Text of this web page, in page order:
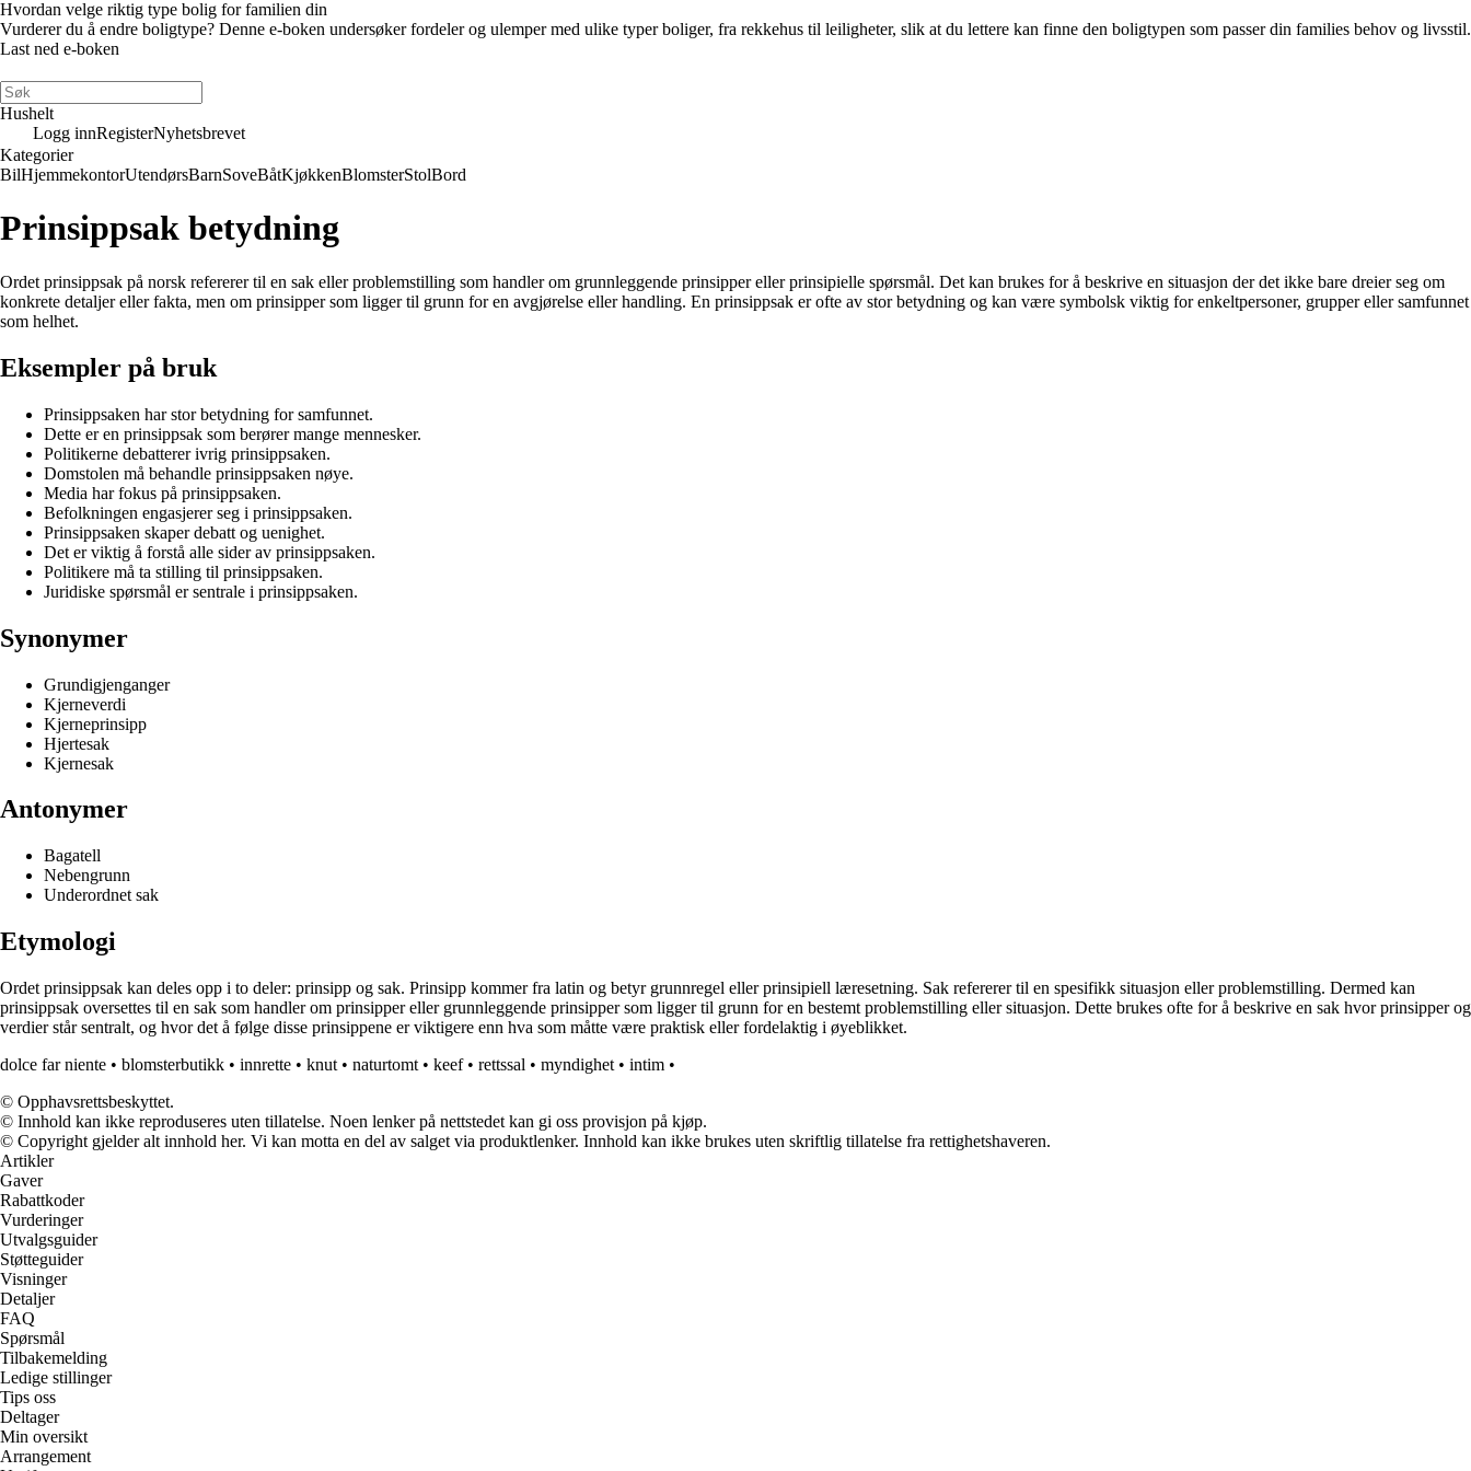
Hvordan velge riktig type bolig for familien din
Vurderer du å endre boligtype? Denne e-boken undersøker fordeler og ulemper med ulike typer boliger, fra rekkehus til leiligheter, slik at du lettere kan finne den boligtypen som passer din families behov og livsstil.
Last ned e-boken
Hushelt
Logg innRegisterNyhetsbrevet
Kategorier
BilHjemmekontorUtendørsBarnSoveBåtKjøkkenBlomsterStolBord
Prinsippsak betydning
Ordet prinsippsak på norsk refererer til en sak eller problemstilling som handler om grunnleggende prinsipper eller prinsipielle spørsmål. Det kan brukes for å beskrive en situasjon der det ikke bare dreier seg om
konkrete detaljer eller fakta, men om prinsipper som ligger til grunn for en avgjørelse eller handling. En prinsippsak er ofte av stor betydning og kan være symbolsk viktig for enkeltpersoner, grupper eller samfunnet
som helhet.
Eksempler på bruk
Prinsippsaken har stor betydning for samfunnet.
Dette er en prinsippsak som berører mange mennesker.
Politikerne debatterer ivrig prinsippsaken.
Domstolen må behandle prinsippsaken nøye.
Media har fokus på prinsippsaken.
Befolkningen engasjerer seg i prinsippsaken.
Prinsippsaken skaper debatt og uenighet.
Det er viktig å forstå alle sider av prinsippsaken.
Politikere må ta stilling til prinsippsaken.
Juridiske spørsmål er sentrale i prinsippsaken.
Synonymer
Grundigjenganger
Kjerneverdi
Kjerneprinsipp
Hjertesak
Kjernesak
Antonymer
Bagatell
Nebengrunn
Underordnet sak
Etymologi
Ordet prinsippsak kan deles opp i to deler: prinsipp og sak. Prinsipp kommer fra latin og betyr grunnregel eller prinsipiell læresetning. Sak refererer til en spesifikk situasjon eller problemstilling. Dermed kan
prinsippsak oversettes til en sak som handler om prinsipper eller grunnleggende prinsipper som ligger til grunn for en bestemt problemstilling eller situasjon. Dette brukes ofte for å beskrive en sak hvor prinsipper og
verdier står sentralt, og hvor det å følge disse prinsippene er viktigere enn hva som måtte være praktisk eller fordelaktig i øyeblikket.
dolce far niente • blomsterbutikk • innrette • knut • naturtomt • keef• rettssal • myndighet • intim •
© Opphavsrettsbeskyttet.
© Innhold kan ikke reproduseres uten tillatelse. Noen lenker på nettstedet kan gi oss provisjon på kjøp.
© Copyright gjelder alt innhold her. Vi kan motta en del av salget via produktlenker. Innhold kan ikke brukes uten skriftlig tillatelse fra rettighetshaveren.
Artikler
Gaver
Rabattkoder
Vurderinger
Utvalgsguider
Støtteguider
Visninger
Detaljer
FAQ
Spørsmål
Tilbakemelding
Ledige stillinger
Tips oss
Deltager
Min oversikt
Arrangement